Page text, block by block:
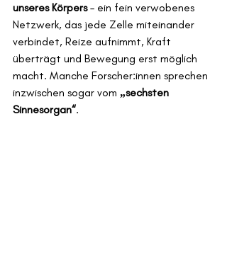
unseres Körpers – ein fein verwobenes
Netzwerk, das jede Zelle miteinander
verbindet, Reize aufnimmt, Kraft
überträgt und Bewegung erst möglich
macht. Manche Forscher:innen sprechen
inzwischen sogar vom „sechsten
Sinnesorgan“.